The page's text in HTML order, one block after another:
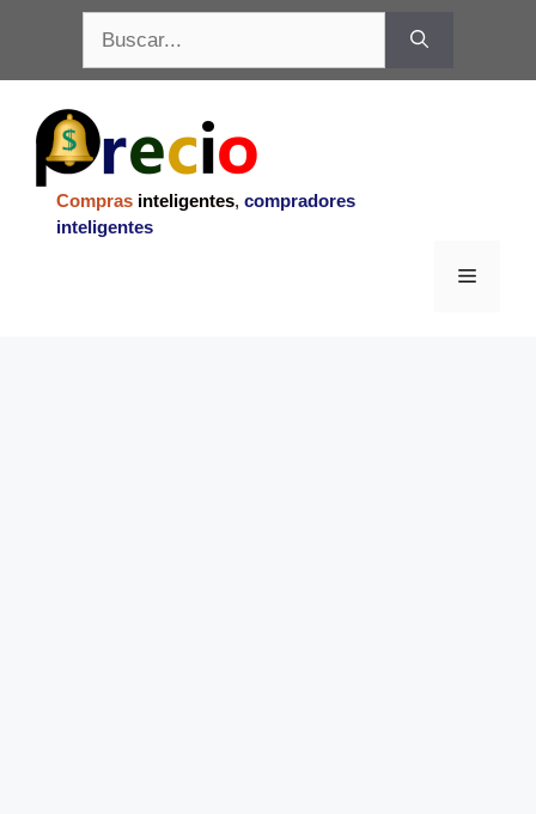
contenido
Compras inteligentes, compradores
inteligentes
Menu